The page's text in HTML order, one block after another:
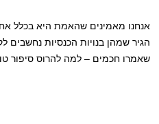
אנחנו מאמינים שהאמת היא בכלל
הגיר שמהן בנויות הכנסיות נחשבים
שאמרו חכמים – למה להרוס סיפור